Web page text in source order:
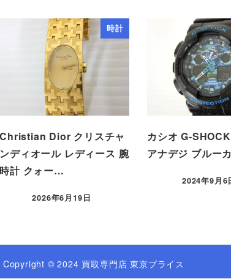
時計
Christian Dior クリスチャ
ンディオール レディース 腕
時計 クォー…
2026年6月19日
カシオ G-
アナデジ ブルー
2024年9月6
Copyright © 2024 買取専門店 東京プライス